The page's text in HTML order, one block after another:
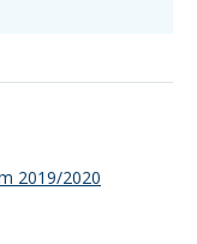
2019/2020